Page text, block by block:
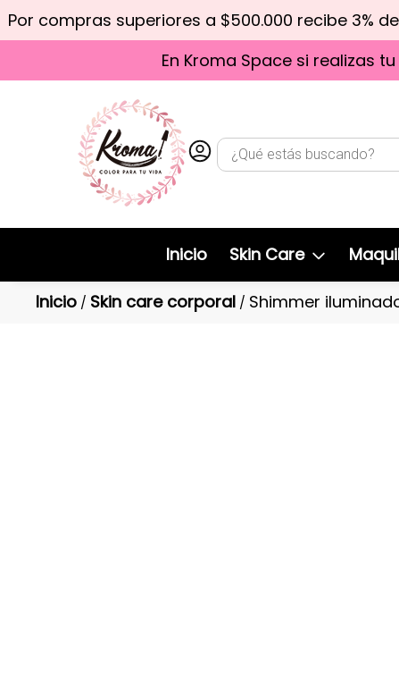
Por compras superiores a $500.000 recibe 3%
En Kroma Space si realizas
Inicio Skin Care
Inicio / Skin care corporal / Shimmer